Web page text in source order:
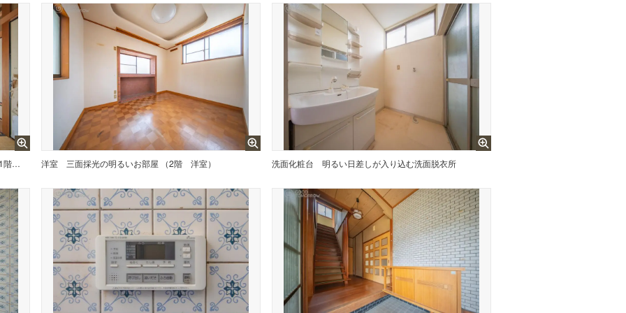
襖を外すと、12帖の続き間になります。 （1階 和室） 洋室 三面採光の明るいお部屋 （2階 洋室） 洗面化粧台 明るい日差しが入り込む洗面脱衣所